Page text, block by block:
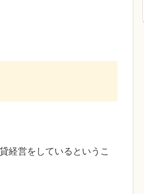
経営をしているというこ